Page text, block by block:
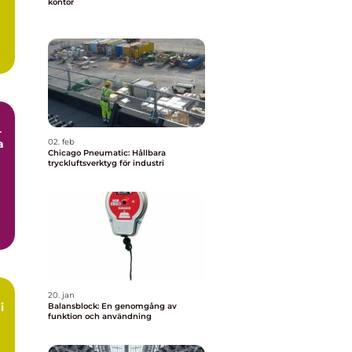
02. feb
Chicago Pneumatic: Hållbara
tryckluftsverktyg för industri
20. jan
Balansblock: En genomgång av
funktion och användning